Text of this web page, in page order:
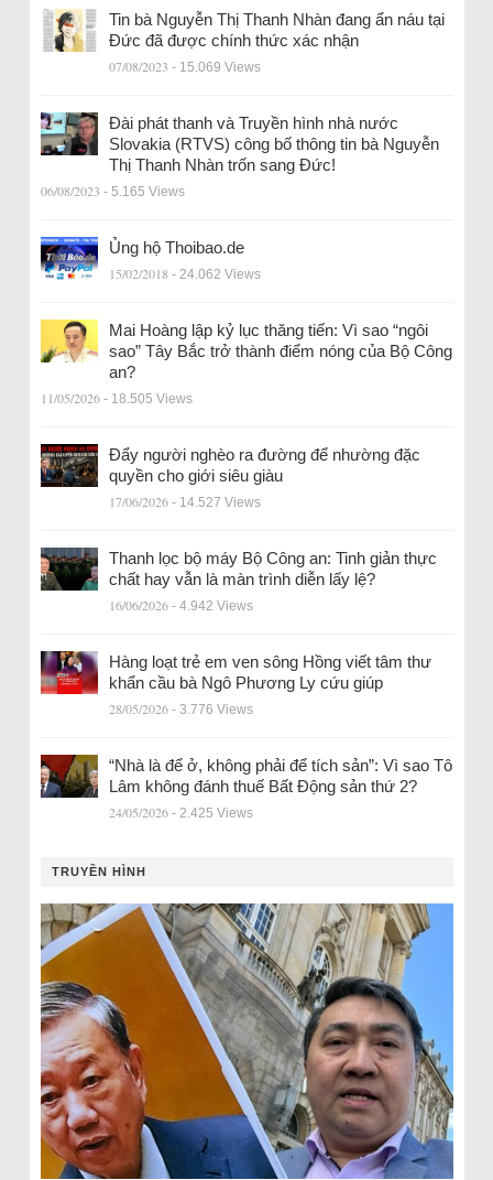
Tin bà Nguyễn Thị Thanh Nhàn đang ẩn náu tại
Đức đã được chính thức xác nhận
07/08/2023 - 15.069 Views
Đài phát thanh và Truyền hình nhà nước
Slovakia (RTVS) công bố thông tin bà Nguyễn
Thị Thanh Nhàn trốn sang Đức!
06/08/2023 - 5.165 Views
Ủng hộ Thoibao.de
15/02/2018 - 24.062 Views
Mai Hoàng lập kỷ lục thăng tiến: Vì sao “ngôi
sao” Tây Bắc trở thành điểm nóng của Bộ Công
an?
11/05/2026 - 18.505 Views
Đẩy người nghèo ra đường để nhường đặc
quyền cho giới siêu giàu
17/06/2026 - 14.527 Views
Thanh lọc bộ máy Bộ Công an: Tinh giản thực
chất hay vẫn là màn trình diễn lấy lệ?
16/06/2026 - 4.942 Views
Hàng loạt trẻ em ven sông Hồng viết tâm thư
khẩn cầu bà Ngô Phương Ly cứu giúp
28/05/2026 - 3.776 Views
“Nhà là để ở, không phải để tích sản”: Vì sao Tô
Lâm không đánh thuế Bất Động sản thứ 2?
24/05/2026 - 2.425 Views
TRUYỀN HÌNH